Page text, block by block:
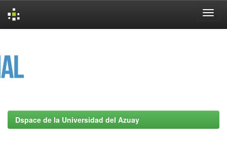
Dspace de la Universidad del Azuay